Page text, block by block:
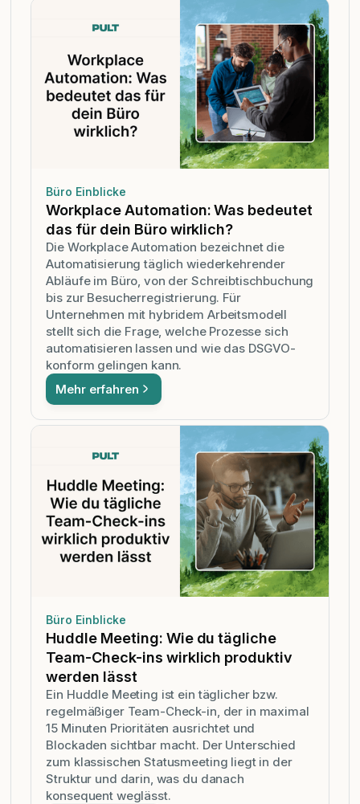
Büro Einblicke
Workplace Automation: Was bedeutet
das für dein Büro wirklich?
Die Workplace Automation bezeichnet die
Automatisierung täglich wiederkehrender
Abläufe im Büro, von der Schreibtischbuchung
bis zur Besucherregistrierung. Für
Unternehmen mit hybridem Arbeitsmodell
stellt sich die Frage, welche Prozesse sich
automatisieren lassen und wie das DSGVO-
konform gelingen kann.
Mehr erfahren
Büro Einblicke
Huddle Meeting: Wie du tägliche
Team-Check-ins wirklich produktiv
werden lässt
Ein Huddle Meeting ist ein täglicher bzw.
regelmäßiger Team-Check-in, der in maximal
15 Minuten Prioritäten ausrichtet und
Blockaden sichtbar macht. Der Unterschied
zum klassischen Statusmeeting liegt in der
Struktur und darin, was du danach
konsequent weglässt.